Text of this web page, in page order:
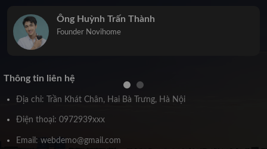
Ông Huỳnh Trấn Thành
Founder Novihome
Thông tin liên hệ
Địa chỉ: Trần Khát Chân, Hai Bà Trưng, Hà Nội
Điện thoại: 0972939xxx
Email: webdemo@gmail.com